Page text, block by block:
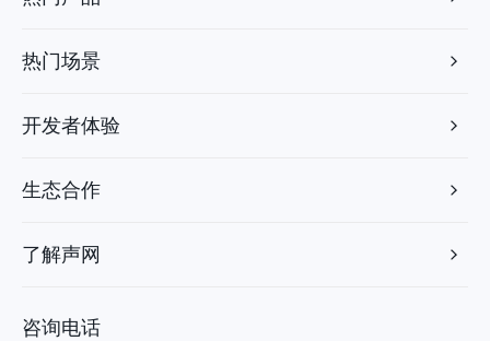
热门场景
开发者体验
生态合作
了解声网
咨询电话